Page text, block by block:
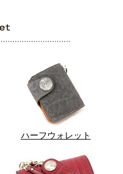
ハーフウォレット